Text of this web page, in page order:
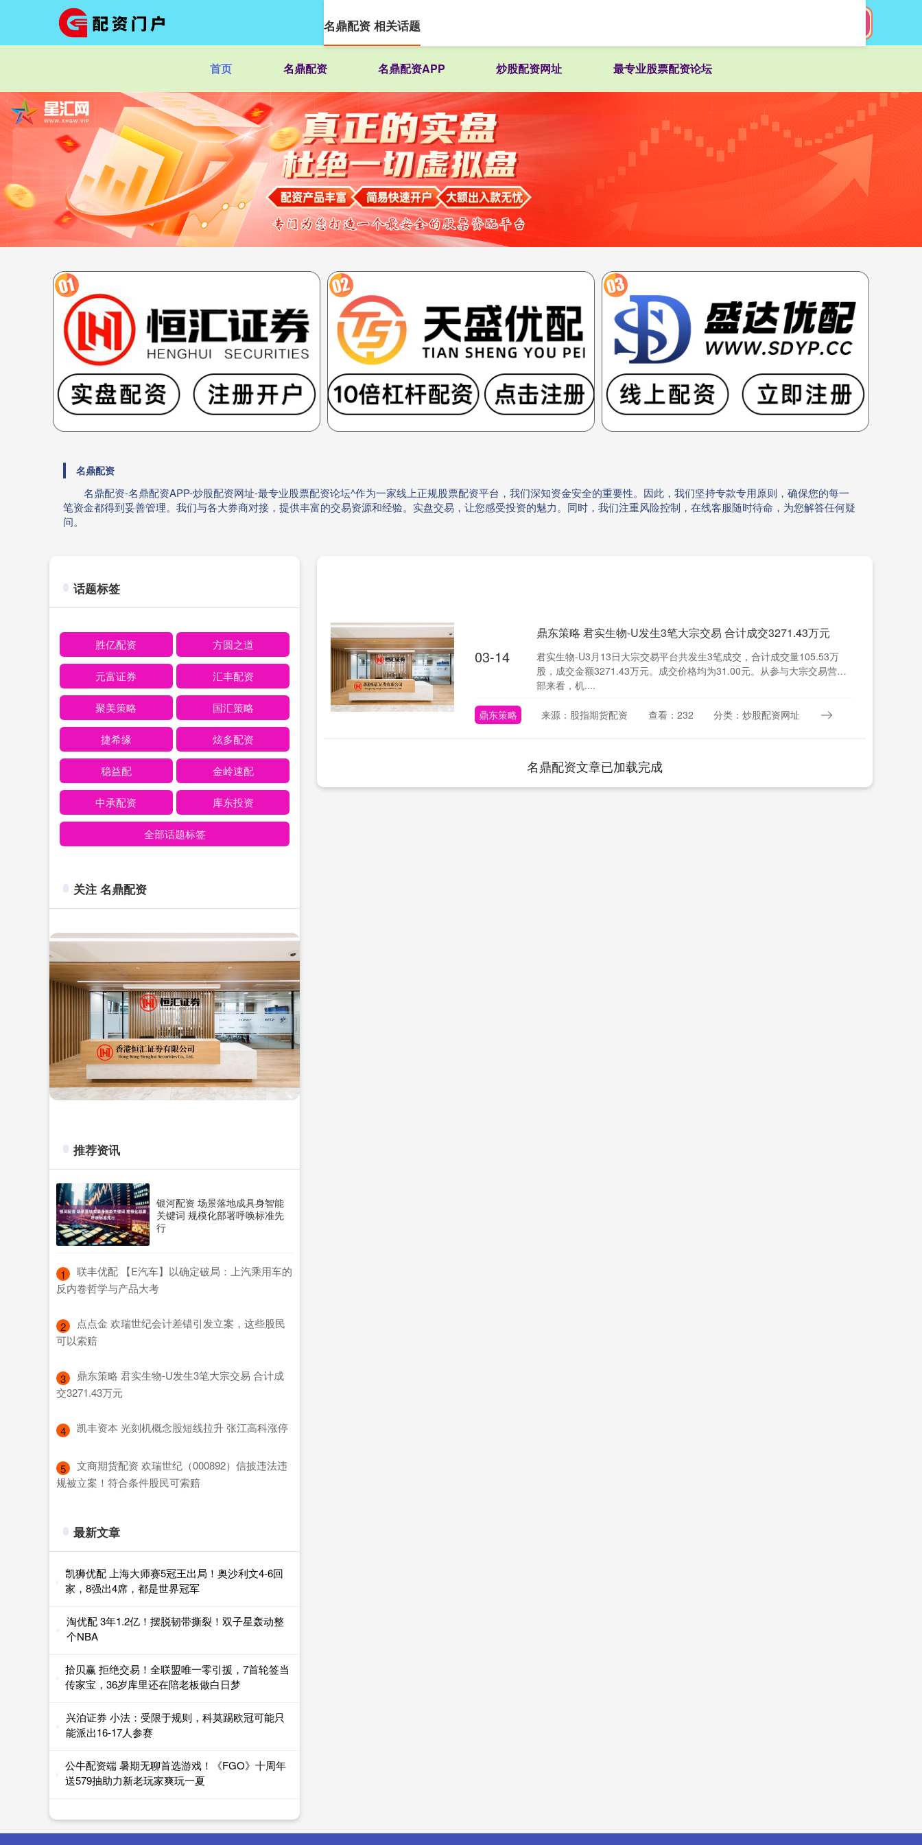
首页 名鼎配资 名鼎配资APP 炒股配资网址 最专业股票配资论坛
名鼎配资
名鼎配资-名鼎配资APP-炒股配资网址-最专业股票配资论坛^作为一家线上正规股票配资平台，我们深知资金安全的重要性。因此，我们坚持专款专用原则，确保您的每一
笔资金都得到妥善管理。我们与各大券商对接，提供丰富的交易资源和经验。实盘交易，让您感受投资的魅力。同时，我们注重风险控制，在线客服随时待命，为您解答任何疑
问。
名鼎配资 相关话题
03-14
鼎东策略 君实生物-U发生3笔大宗交易 合计成交3271.43万元
君实生物-U3月13日大宗交易平台共发生3笔成交，合计成交量105.53万
股，成交金额3271.43万元。成交价格均为31.00元。从参与大宗交易营业
部来看，机....
鼎东策略 来源：股指期货配资 查看：232 分类：炒股配资网址
名鼎配资文章已加载完成
话题标签
胜亿配资 方圆之道
元富证券 汇丰配资
聚美策略 国汇策略
捷希缘 炫多配资
稳益配 金岭速配
中承配资 库东投资
全部话题标签
关注 名鼎配资
推荐资讯
银河配资 场景落地成具身智能
关键词 规模化部署呼唤标准先
行
1
​联丰优配 【E汽车】以确定破局：上汽乘用车的
反内卷哲学与产品大考
2
​点点金 欢瑞世纪会计差错引发立案，这些股民
可以索赔
3
​鼎东策略 君实生物-U发生3笔大宗交易 合计成
交3271.43万元
4 ​凯丰资本 光刻机概念股短线拉升 张江高科涨停
5
​文商期货配资 欢瑞世纪（000892）信披违法违
规被立案！符合条件股民可索赔
最新文章
凯狮优配 上海大师赛5冠王出局！奥沙利文4-6回
家，8强出4席，都是世界冠军
淘优配 3年1.2亿！摆脱韧带撕裂！双子星轰动整
个NBA
拾贝赢 拒绝交易！全联盟唯一零引援，7首轮签当
传家宝，36岁库里还在陪老板做白日梦
兴泊证券 小法：受限于规则，科莫踢欧冠可能只
能派出16-17人参赛
公牛配资端 暑期无聊首选游戏！《FGO》十周年
送579抽助力新老玩家爽玩一夏